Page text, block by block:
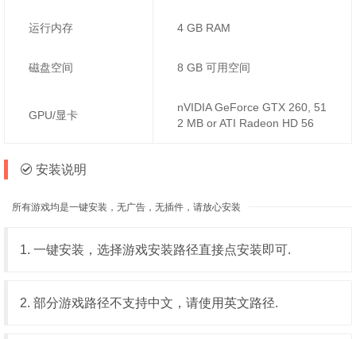
运行内存 4 GB RAM
磁盘空间 8 GB 可用空间
GPU/显卡
nVIDIA GeForce GTX 260, 51
2 MB or ATI Radeon HD 56
安装说明
所有游戏均是一键安装，无广告，无插件，请放心安装
1. 一键安装，选择游戏安装路径直接点安装即可.
2. 部分游戏路径不支持中文，请使用英文路径.